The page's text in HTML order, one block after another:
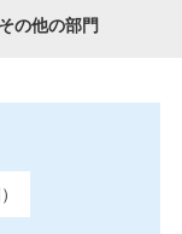
その他の部門